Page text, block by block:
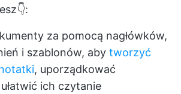
za pomocą nagłówków,
i szablonów, aby tworzyć
, uporządkować
ich czytanie